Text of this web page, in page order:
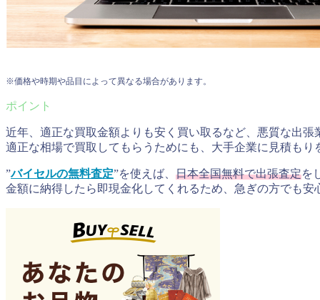
※価格や時期や品目によって異なる場合があります。
近年、適正な買取金額よりも安く買い取るなど、悪質な出張
適正な相場で買取してもらう ためにも、大手企業に見積も
”バイセルの無料査定”を使えば、 日本全国無料で出張査定を
金額に納得したら即現金化してくれるため、急ぎの方でも安